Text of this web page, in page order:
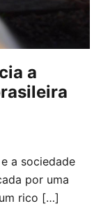
a
a sociedade
por uma
rico […]